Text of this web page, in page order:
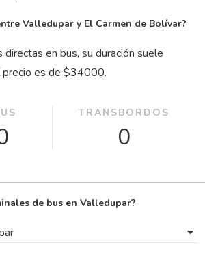
Valledupar y El Carmen de Bolívar?
en bus, su duración suele
precio es de $34000.
TRANSBORDOS
0
de bus en Valledupar?